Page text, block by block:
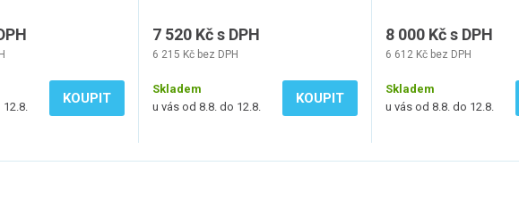
12.8.
KOUPIT
7 520 Kč s DPH
6 215 Kč bez DPH
Skladem
u vás od 8.8. do 12.8.
KOUPIT
8 000 Kč s DPH
6 612 Kč bez DPH
Skladem
u vás od 8.8. do 12.8.